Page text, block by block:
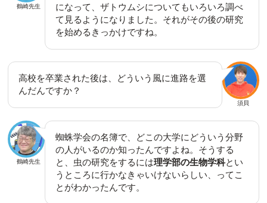
鶴崎先生
になって、ザトウムシについてもいろいろ調べ
て見るようになりました。それがその後の研究
を始めるきっかけですね。
須貝
高校を卒業された後は、どういう風に進路を選
んだんですか？
鶴崎先生
蜘蛛学会の名簿で、どこの大学にどういう分野
の人がいるのか知ったんですよね。そうする
と、虫の研究をするには理学部の生物学科とい
うところに行かなきゃいけないらしい、ってこ
とがわかったんです。